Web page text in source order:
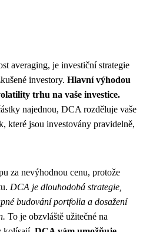
averaging, je investiční strategie
investory. Hlavní výhodou
trhu na vaše investice.
najednou, DCA rozděluje vaše
které jsou investovány pravidelně,
za nevýhodnou cenu, protože
DCA je dlouhodobá strategie,
budování portfolia a dosažení
To je obzvláště užitečné na